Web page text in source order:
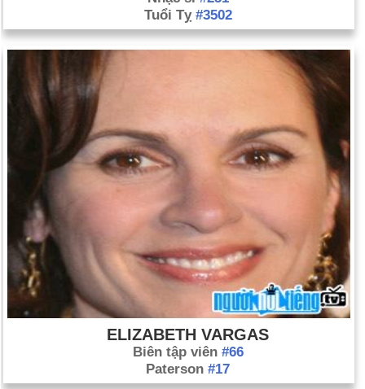
Tuổi Tỵ #3502
ELIZABETH VARGAS
Biên tập viên #66
Paterson #17